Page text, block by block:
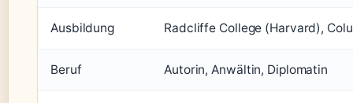
Ausbildung Radcliffe College (Harvard),
Beruf Autorin, Anwältin, Diplomatin